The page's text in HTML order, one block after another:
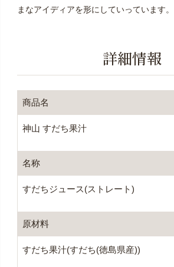
まなアイディアを形にしていっています。
詳細情報
商品名
神山 すだち果汁
名称
すだちジュース(ストレート)
原材料
すだち果汁(すだち(徳島県産))